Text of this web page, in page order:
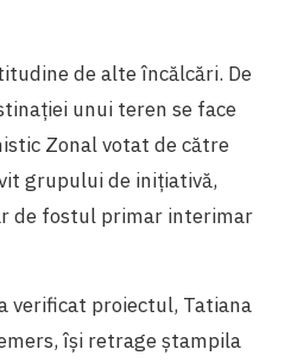
de alte încălcări. De
unui teren se face
Zonal votat de către
grupului de inițiativă,
de fostul primar interimar
verificat proiectul, Tatiana
își retrage ștampila